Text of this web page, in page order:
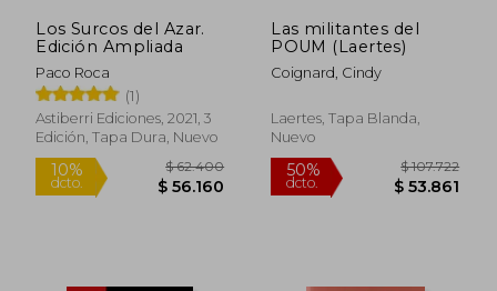
Los Surcos del Azar.
Edición Ampliada
Paco Roca
(1)
Astiberri Ediciones, 2021, 3
Edición, Tapa Dura, Nuevo
Las militantes del
POUM (Laertes)
Coignard, Cindy
Laertes, Tapa Blanda,
Nuevo